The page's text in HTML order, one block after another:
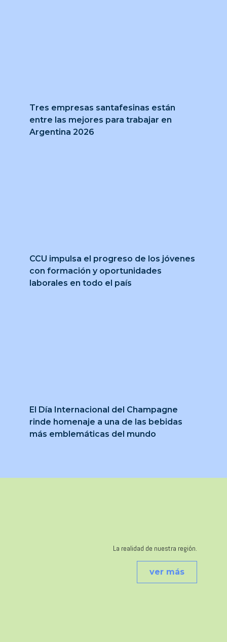
Tres empresas santafesinas están
entre las mejores para trabajar en
Argentina 2026
CCU impulsa el progreso de los jóvenes
con formación y oportunidades
laborales en todo el país
El Día Internacional del Champagne
rinde homenaje a una de las bebidas
más emblemáticas del mundo
La realidad de nuestra región.
ver más